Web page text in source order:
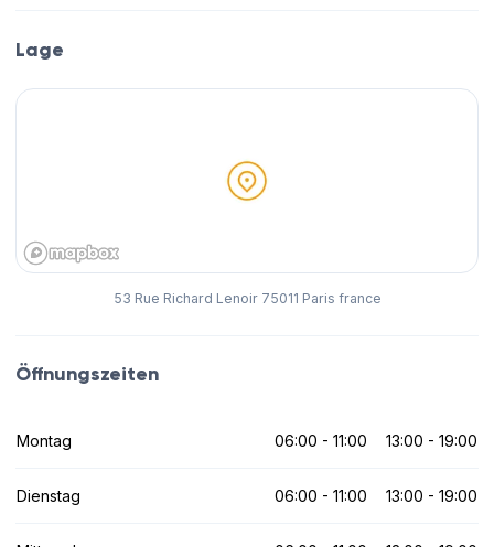
Lage
53 Rue Richard Lenoir 75011 Paris france
Öffnungszeiten
Montag 06:00 - 11:00 13:00 - 19:00
Dienstag 06:00 - 11:00 13:00 - 19:00